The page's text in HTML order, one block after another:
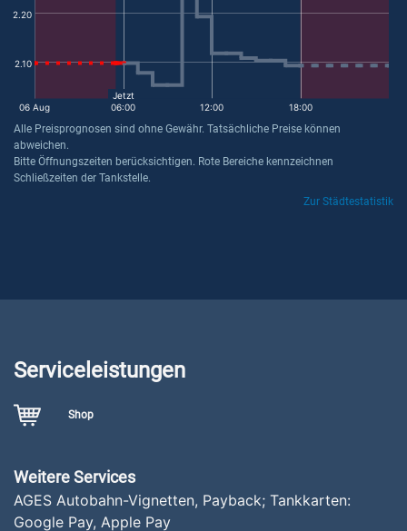
2.10
2.20
06 Aug 06:00 12:00 18:00
Jetzt
Alle Preisprognosen sind ohne Gewähr. Tatsächliche Preise können
abweichen.
Bitte Öffnungszeiten berücksichtigen. Rote Bereiche kennzeichnen
Schließzeiten der Tankstelle.
Zur Städtestatistik
Serviceleistungen
Shop
Weitere Services
AGES Autobahn-Vignetten, Payback; Tankkarten:
Google Pay, Apple Pay